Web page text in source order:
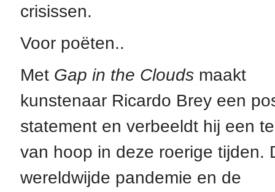
crisissen.
Voor poëten..
Met Gap in the Cloudsmaakt
kunstenaar Ricardo Brey een
statement en verbeeldt hij een
van hoop in deze roerige tijden.
wereldwijde pandemie en de